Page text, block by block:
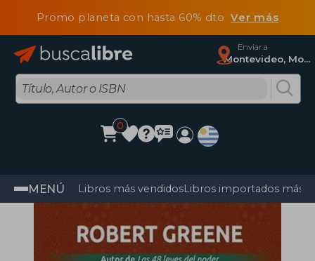
Promo planeta con hasta 60% dtoVer más
Enviar a
Montevideo, Montevideo
0
MENÚ Libros más vendidosLibros importados más